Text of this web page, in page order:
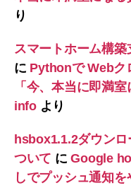
り
スマートホーム構
に Pythonで Webク
「今、本当に即満
infoより
hsbox1.1.2ダウン
ついて にGoogle
しでプッシュ通知